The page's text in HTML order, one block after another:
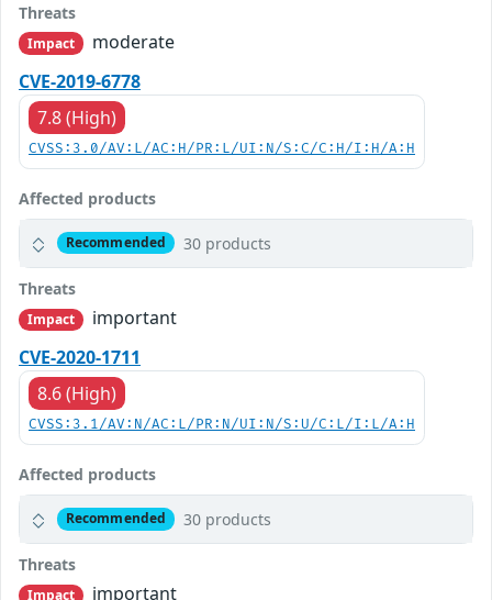
Threats
Impact
moderate
CVE-2019-6778
7.8 (High)
CVSS:3.0/AV:L/AC:H/PR:L/UI:N/S:C/C:H/I:H/A:H
Affected products
Recommended 30 products
Threats
Impact
important
CVE-2020-1711
8.6 (High)
CVSS:3.1/AV:N/AC:L/PR:N/UI:N/S:U/C:L/I:L/A:H
Affected products
Recommended 30 products
Threats
Impact important